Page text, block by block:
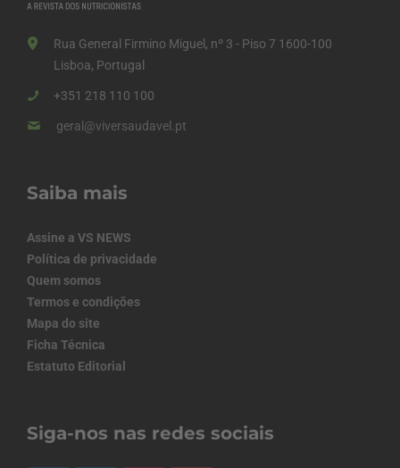
Rua General Firmino Miguel, nº 3 - Piso 7 1600-100
Lisboa, Portugal
+351 218 110 100
geral@viversaudavel.pt
Saiba mais
Assine a VS NEWS
Política de privacidade
Quem somos
Termos e condições
Mapa do site
Ficha Técnica
Estatuto Editorial
Siga-nos nas redes sociais